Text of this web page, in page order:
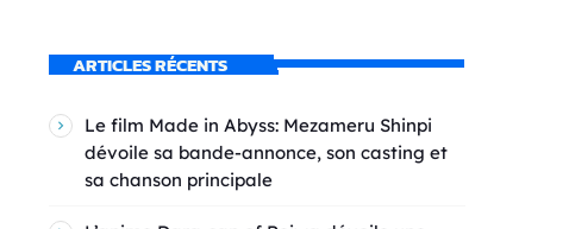
ARTICLES RÉCENTS
Le film Made in Abyss: Mezameru Shinpi
dévoile sa bande-annonce, son casting et
sa chanson principale